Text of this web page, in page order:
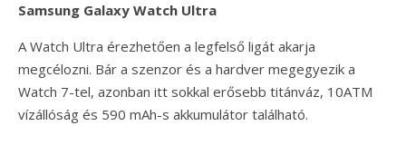
Samsung Galaxy Watch Ultra
A Watch Ultra érezhetően a legfelső ligát akarja
megcélozni. Bár a szenzor és a hardver megegyezik a
Watch 7-tel, azonban itt sokkal erősebb titánváz, 10ATM
vízállóság és 590 mAh-s akkumulátor található.